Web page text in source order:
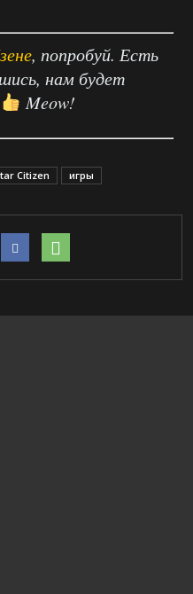
, попробуй. Есть
нам будет
Meow!
Citizen игры